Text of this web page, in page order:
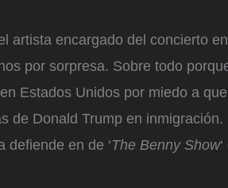
artista encargado del concierto
por sorpresa. Sobre todo
Estados Unidos por miedo a
de Donald Trump en inmigración.
defiende en de ‘The Benny Show